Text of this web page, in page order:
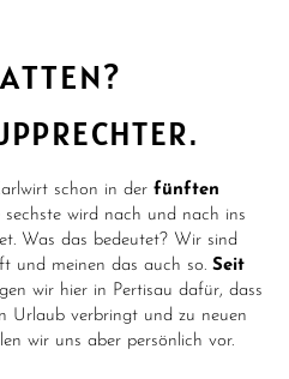
schon in der fünften
wird nach und nach ins
Was das bedeutet? Wir sind
und meinen das auch so. Seit
wir hier in Pertisau dafür, dass
Urlaub verbringt und zu neuen
wir uns aber persönlich vor.